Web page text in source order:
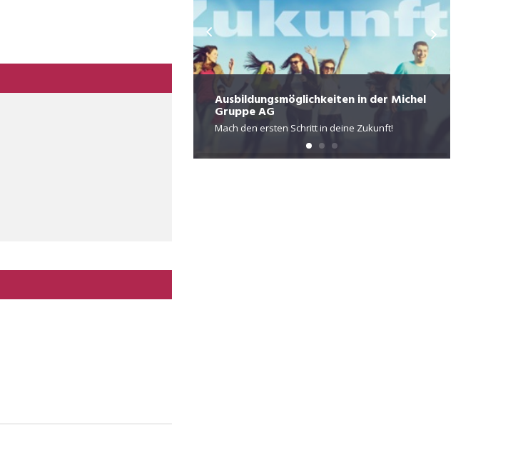
Ausbildungsmöglichkeiten in der Michel
Gruppe AG
Mach den ersten Schritt in deine Zukunft!